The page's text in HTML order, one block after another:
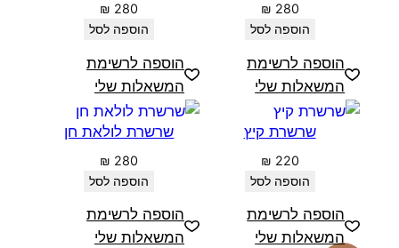
₪ 280
הוספה לסל
הוספה לרשימת
המשאלות שלי
₪ 280
הוספה לסל
הוספה לרשימת
המשאלות שלי
שרשרת קיץ
₪ 220
הוספה לסל
הוספה לרשימת
המשאלות שלי
שרשרת לולאת חן
₪ 280
הוספה לסל
הוספה לרשימת
המשאלות שלי